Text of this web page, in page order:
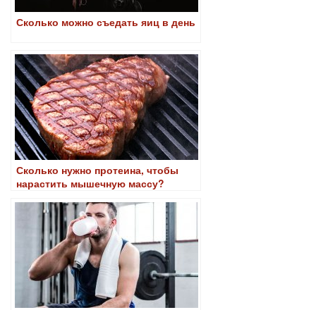
Сколько можно съедать яиц в день
Сколько нужно протеина, чтобы
нарастить мышечную массу?